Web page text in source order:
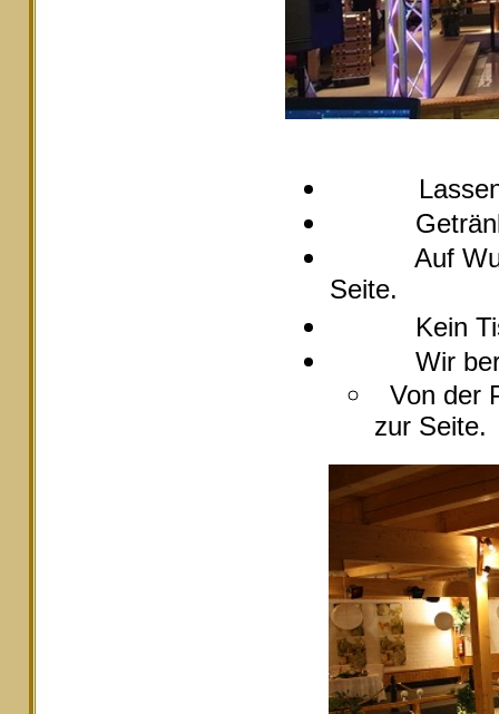
Getränke
Auf
Seite.
Kein
Wir
Von der
zur Seite.